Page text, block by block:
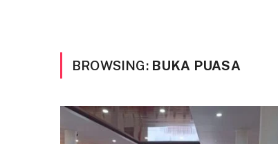
BROWSING: BUKA PUASA